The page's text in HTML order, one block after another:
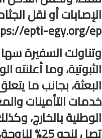
الإصابات أو نقل
epti-egy.org/ep/
وتناولت السفيرة
البعثة، بجانب ما
خدمات التأمينات
الوطنية بالخارج،